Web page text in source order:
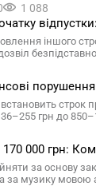
1 088
іншого
грн до
000 грн:
за основу
за музику мовою